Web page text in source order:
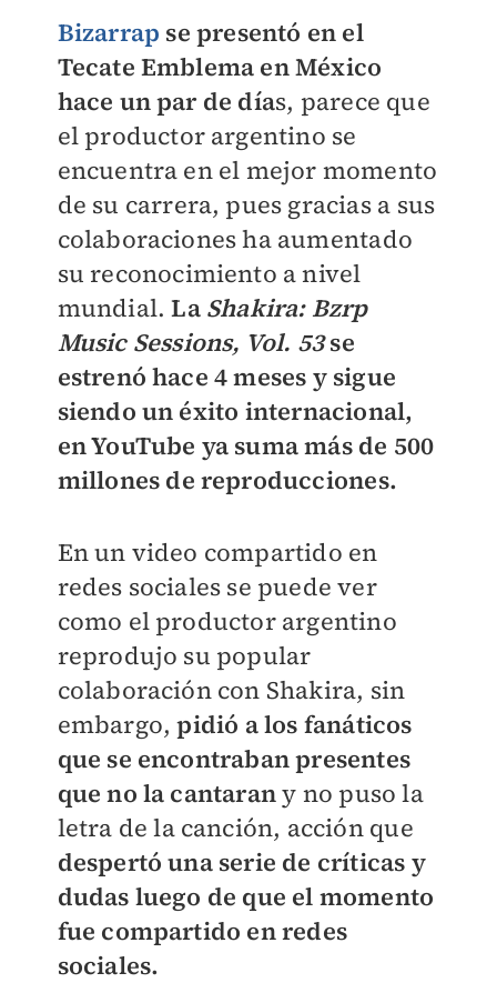
Bizarrap se presentó en el
Tecate Emblema en México
hace un par de días, parece que
el productor argentino se
encuentra en el mejor momento
de su carrera, pues gracias a sus
colaboraciones ha aumentado
su reconocimiento a nivel
mundial. LaShakira: Bzrp
Music Sessions, Vol. 53se
estrenó hace 4 meses y sigue
siendo un éxito internacional,
en YouTube ya suma más de 500
millones de reproducciones.
En un video compartido en
redes sociales se puede ver
como el productor argentino
reprodujo su popular
colaboración con Shakira, sin
embargo,pidió a los fanáticos
que se encontraban presentes
que no la cantarany no puso la
letra de la canción, acción que
despertó una serie de críticas y
dudas luego de que el momento
fue compartido en redes
sociales.